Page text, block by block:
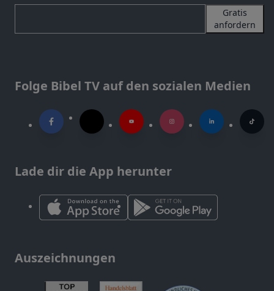
Gratis
anfordern
Folge Bibel TV auf den sozialen Medien
Lade dir die App herunter
Auszeichnungen